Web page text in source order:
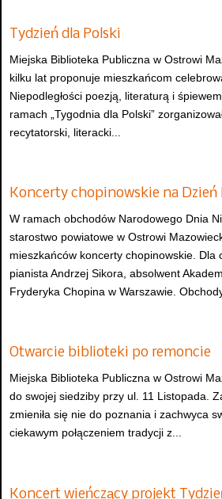
Tydzień dla Polski
Miejska Biblioteka Publiczna w Ostrowi
kilku lat proponuje mieszkańcom
Niepodległości poezją, literaturą i
ramach „Tygodnia dla Polski”
recytatorski, literacki...
Koncerty chopinowskie na Dzień
W ramach obchodów Narodowego Dnia
starostwo powiatowe w Ostrowi
mieszkańców koncerty chopinowskie. Dla
pianista Andrzej Sikora, absolwent
Fryderyka Chopina w Warszawie.
Otwarcie biblioteki po remoncie
Miejska Biblioteka Publiczna w Ostrowi
do swojej siedziby przy ul. 11 Listopada.
zmieniła się nie do poznania i zachwyca
ciekawym połączeniem tradycji z...
Koncert wieńczący projekt